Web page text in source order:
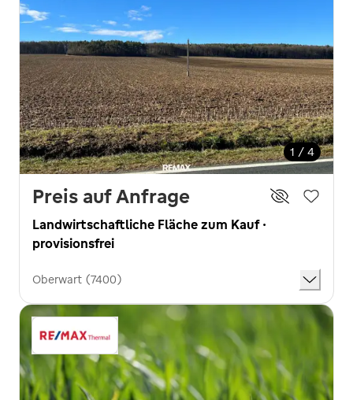
1 / 4
Preis auf Anfrage
Landwirtschaftliche Fläche zum Kauf ·
provisionsfrei
Oberwart (7400)